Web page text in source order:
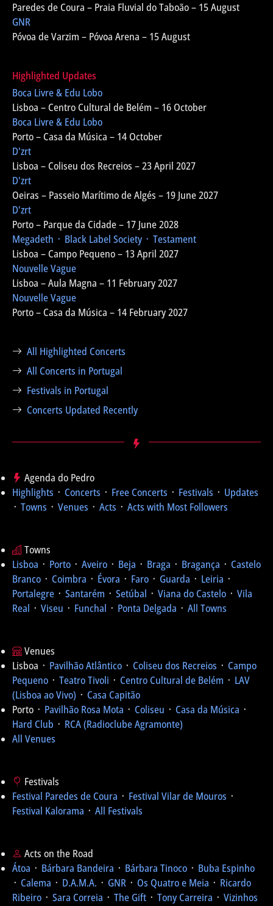
Paredes de Coura – Praia Fluvial do Taboão – 15 August
GNR
Póvoa de Varzim – Póvoa Arena – 15 August
Highlighted Updates
Boca Livre & Edu Lobo
Lisboa – Centro Cultural de Belém – 16 October
Boca Livre & Edu Lobo
Porto – Casa da Música – 14 October
D'zrt
Lisboa – Coliseu dos Recreios – 23 April 2027
D'zrt
Oeiras – Passeio Marítimo de Algés – 19 June 2027
D'zrt
Porto – Parque da Cidade – 17 June 2028
Megadeth ᛫ Black Label Society ᛫ Testament
Lisboa – Campo Pequeno – 13 April 2027
Nouvelle Vague
Lisboa – Aula Magna – 11 February 2027
Nouvelle Vague
Porto – Casa da Música – 14 February 2027
All Highlighted Concerts
All Concerts in Portugal
Festivals in Portugal
Concerts Updated Recently
Agenda do Pedro
Highlights ᛫ Concerts ᛫ Free Concerts ᛫ Festivals ᛫ Updates
᛫ Towns ᛫ Venues ᛫ Acts ᛫ Acts with Most Followers
Towns
Lisboa ᛫ Porto ᛫ Aveiro ᛫ Beja ᛫ Braga ᛫ Bragança ᛫ Castelo
Branco ᛫ Coimbra ᛫ Évora ᛫ Faro ᛫ Guarda ᛫ Leiria ᛫
Portalegre ᛫ Santarém ᛫ Setúbal ᛫ Viana do Castelo ᛫ Vila
Real ᛫ Viseu ᛫ Funchal ᛫ Ponta Delgada ᛫ All Towns
Venues
Lisboa ᛫ Pavilhão Atlântico ᛫ Coliseu dos Recreios ᛫ Campo
Pequeno ᛫ Teatro Tivoli ᛫ Centro Cultural de Belém ᛫ LAV
(Lisboa ao Vivo) ᛫ Casa Capitão
Porto ᛫ Pavilhão Rosa Mota ᛫ Coliseu ᛫ Casa da Música ᛫
Hard Club ᛫ RCA (Radioclube Agramonte)
All Venues
Festivals
Festival Paredes de Coura ᛫ Festival Vilar de Mouros ᛫
Festival Kalorama ᛫ All Festivals
Acts on the Road
Átoa ᛫ Bárbara Bandeira ᛫ Bárbara Tinoco ᛫ Buba Espinho
᛫ Calema ᛫ D.A.M.A. ᛫ GNR ᛫ Os Quatro e Meia ᛫ Ricardo
Ribeiro ᛫ Sara Correia ᛫ The Gift ᛫ Tony Carreira ᛫ Vizinhos